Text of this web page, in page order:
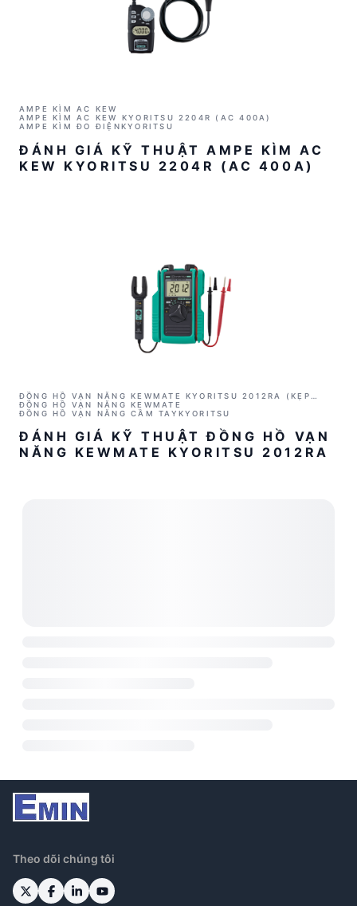
AMPE KÌM AC KEW
AMPE KÌM AC KEW KYORITSU 2204R (AC 400A)
AMPE KÌM ĐO ĐIỆNKYORITSU
ĐÁNH GIÁ KỸ THUẬT AMPE KÌM AC
KEW KYORITSU 2204R (AC 400A)
ĐỒNG HỒ VẠN NĂNG KEWMATE KYORITSU 2012RA (KẸP
CẢM BIẾN AC/DC)
ĐỒNG HỒ VẠN NĂNG KEWMATE
ĐỒNG HỒ VẠN NĂNG CẦM TAY KYORITSU
ĐÁNH GIÁ KỸ THUẬT ĐỒNG HỒ VẠN
NĂNG KEWMATE KYORITSU 2012RA
Theo dõi chúng tôi